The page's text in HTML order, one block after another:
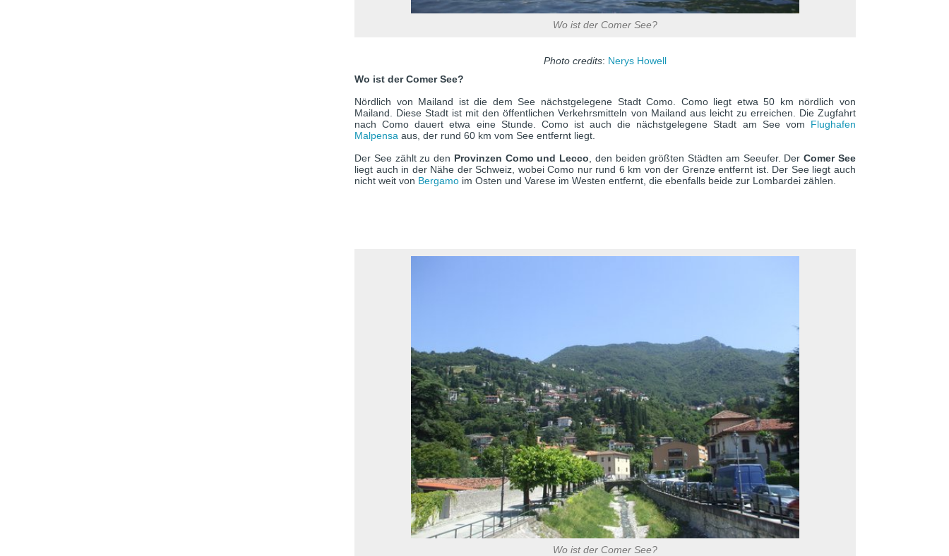
Wo ist der Comer See?
Photo credits: Nerys Howell
Wo ist der Comer See?
Nördlich von Mailand ist die dem See nächstgelegene Stadt Como. Como liegt etwa 50 km nördlich von
Mailand. Diese Stadt ist mit den öffentlichen Verkehrsmitteln von Mailand aus leicht zu erreichen. Die Zugfahrt
nach Como dauert etwa eine Stunde. Como ist auch die nächstgelegene Stadt am See vom Flughafen
Malpensa aus, der rund 60 km vom See entfernt liegt.
Der See zählt zu den Provinzen Como und Lecco , den beiden größten Städten am Seeufer. DerComer See
liegt auch in der Nähe der Schweiz, wobei Como nur rund 6 km von der Grenze entfernt ist. Der See liegt auch
nicht weit von Bergamo im Osten und Varese im Westen entfernt, die ebenfalls beide zur Lombardei zählen.
Wo ist der Comer See?